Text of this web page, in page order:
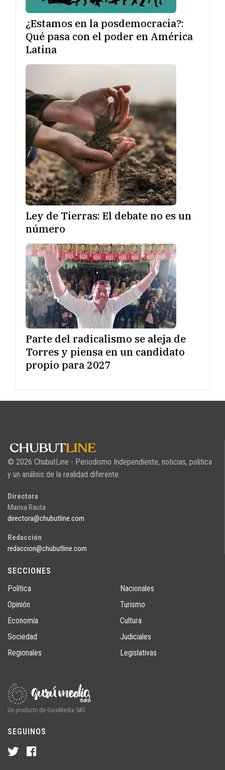
¿Estamos en la posdemocracia?:
Qué pasa con el poder en América
Latina
Ley de Tierras: El debate no es un
número
Parte del radicalismo se aleja de
Torres y piensa en un candidato
propio para 2027
© 2026 ChubutLine - Periodismo Independiente, noticias, politica
y un análisis de la realidad diferente.
Directora
Marisa Rauta
directora@chubutline.com
Redacción
redaccion@chubutline.com
SECCIONES
Política
Opinión
Economía
Sociedad
Regionales
Nacionales
Turismo
Cultura
Judiciales
Legislativas
Un producto de GuruMedia SAS
SEGUINOS